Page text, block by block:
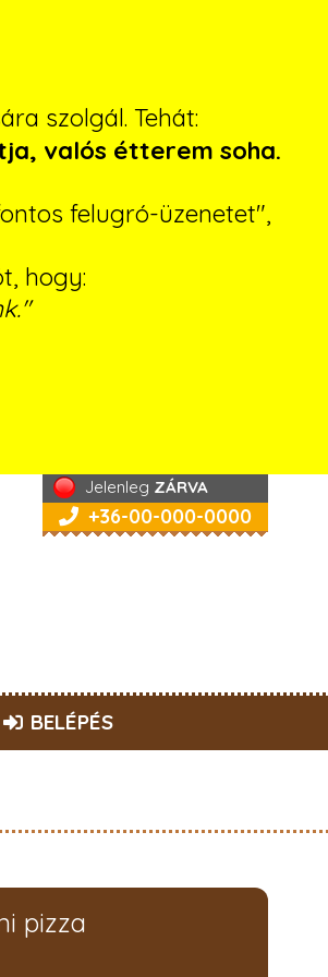
szolgál. Tehát:
valós étterem soha.
felugró-üzenetet",
hogy:
Jelenleg ZÁRVA
+36-00-000-0000
BELÉPÉS
pizza